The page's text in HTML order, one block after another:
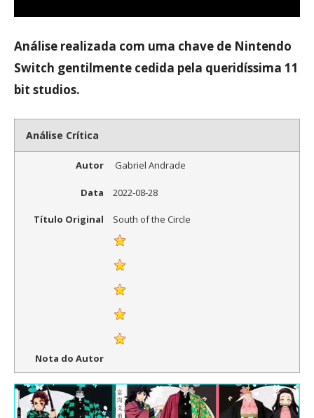
Análise realizada com uma chave de Nintendo
Switch gentilmente cedida pela queridíssima 11
bit studios.
Análise Crítica
Autor Gabriel Andrade
Data 2022-08-28
Título Original South of the Circle
Nota do Autor